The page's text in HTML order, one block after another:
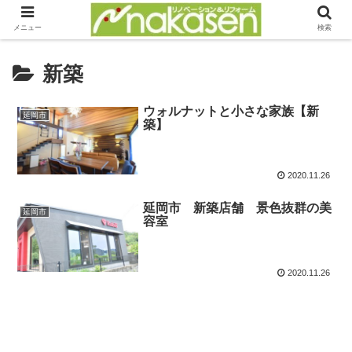
新築
延岡市
ウォルナットと小さな家族【新
築】
2020.11.26
延岡市
延岡市 新築店舗 景色抜群の美
容室
2020.11.26
メニュー 検索